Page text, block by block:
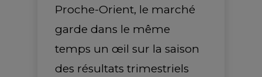
Proche-Orient, le marché
garde dans le même
temps un œil sur la saison
des résultats trimestriels